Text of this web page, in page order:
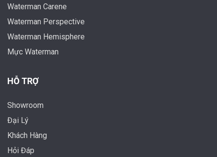
Waterman Carene
Waterman Perspective
Waterman Hemisphere
Mực Waterman
HỖ TRỢ
Showroom
Đại Lý
Khách Hàng
Hỏi Đáp